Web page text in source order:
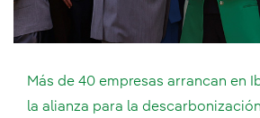
Más de 40 empresas arrancan en
la alianza para la